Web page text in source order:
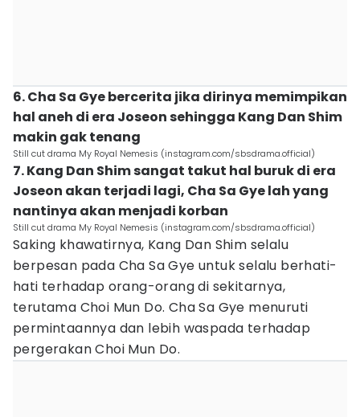
6. Cha Sa Gye bercerita jika dirinya memimpikan
hal aneh di era Joseon sehingga Kang Dan Shim
makin gak tenang
Still cut drama My Royal Nemesis (instagram.com/sbsdrama.official)
7. Kang Dan Shim sangat takut hal buruk di era
Joseon akan terjadi lagi, Cha Sa Gye lah yang
nantinya akan menjadi korban
Still cut drama My Royal Nemesis (instagram.com/sbsdrama.official)
Saking khawatirnya, Kang Dan Shim selalu
berpesan pada Cha Sa Gye untuk selalu berhati-
hati terhadap orang-orang di sekitarnya,
terutama Choi Mun Do. Cha Sa Gye menuruti
permintaannya dan lebih waspada terhadap
pergerakan Choi Mun Do.